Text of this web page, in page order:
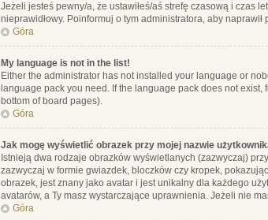
Jeżeli jesteś pewny/a, że ustawiłeś/aś strefę czasową i czas
nieprawidłowy. Poinformuj o tym administratora, aby naprawił
Góra
My language is not in the list!
Either the administrator has not installed your language or
language pack you need. If the language pack does not
bottom of board pages).
Góra
Jak mogę wyświetlić obrazek przy mojej nazwie
Istnieją dwa rodzaje obrazków wyświetlanych (zazwyczaj)
zazwyczaj w formie gwiazdek, bloczków czy kropek,
obrazek, jest znany jako avatar i jest unikalny dla każdego
avatarów, a Ty masz wystarczające uprawnienia. Jeżeli nie
Góra